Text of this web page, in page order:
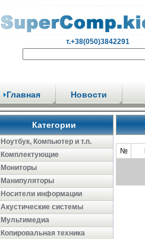
т.+38(050)3842291
Главная Новости
Категории
Ноутбук, Компьютер и т.п.
Комплектующие
Мониторы
Манипуляторы
Носители информации
Акустические системы
Мультимедиа
Копировальная техника
№